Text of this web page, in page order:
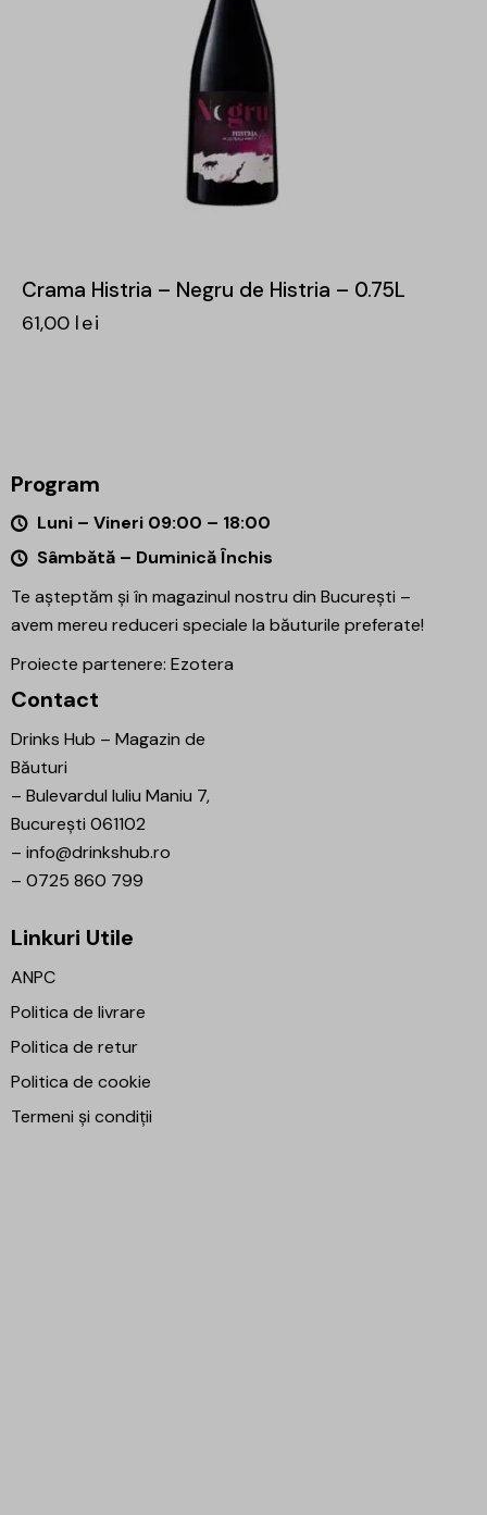
Crama Histria – Negru de Histria – 0.75L
61,00 lei
Program
Luni – Vineri 09:00 – 18:00
Sâmbătă – Duminică Închis
Te așteptăm și în magazinul nostru din București –
avem mereu reduceri speciale la băuturile preferate!
Proiecte partenere: Ezotera
Contact
Drinks Hub – Magazin de
Băuturi
– Bulevardul Iuliu Maniu 7,
București 061102
– info@drinkshub.ro
– 0725 860 799
Linkuri Utile
ANPC
Politica de livrare
Politica de retur
Politica de cookie
Termeni și condiții